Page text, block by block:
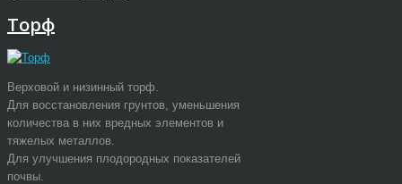
Торф
Верховой и низинный торф.
Для восстановления грунтов, уменьшения
количества в них вредных элементов и
тяжелых металлов.
Для улучшения плодородных показателей
почвы.